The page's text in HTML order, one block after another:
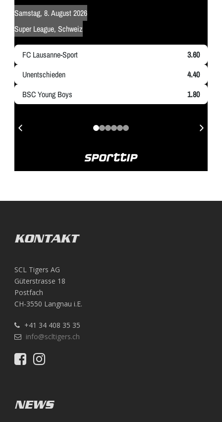
KONTAKT
SCL Tigers AG
Güterstrasse 18
Postfach
CH-3550 Langnau i.E.
+41 34 408 35 35
info@scltigers.ch
NEWS